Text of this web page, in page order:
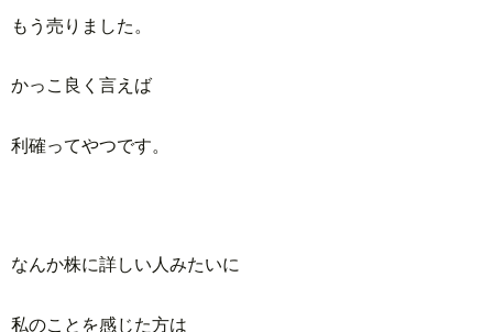
もう売りました。
かっこ良く言えば
利確ってやつです。
なんか株に詳しい人みたいに
私のことを感じた方は